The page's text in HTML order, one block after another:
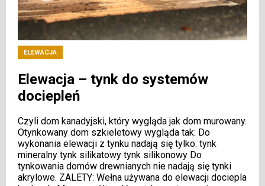
ELEWACJA
Elewacja – tynk do systemów
dociepleń
Czyli dom kanadyjski, który wygląda jak dom murowany.
Otynkowany dom szkieletowy wygląda tak: Do
wykonania elewacji z tynku nadają się tylko: tynk
mineralny tynk silikatowy tynk silikonowy Do
tynkowania domów drewnianych nie nadają się tynki
akrylowe. ZALETY: Wełna używana do elewacji dociepla